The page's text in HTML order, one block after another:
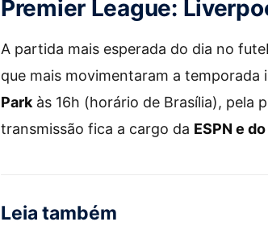
Premier League:
A partida mais esperada do dia no
que mais movimentaram a temporada
Parkàs 16h (horário de Brasília), pela
transmissão fica a cargo da ESPN e
Leia também